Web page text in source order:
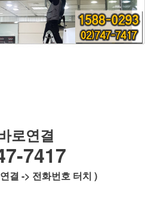
로연결
7417
결 -> 전화번호 터치 )